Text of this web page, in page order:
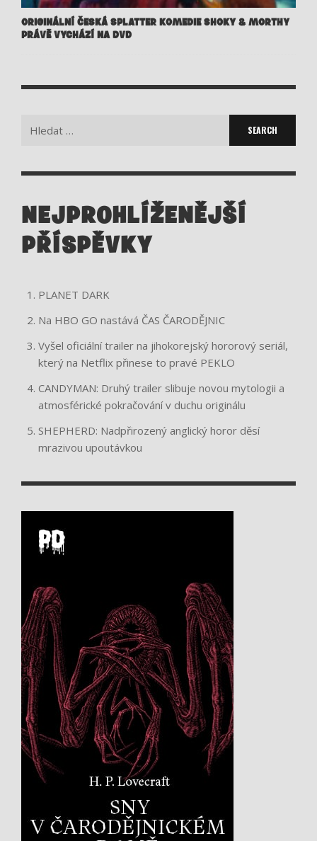
ORIGINÁLNÍ ČESKÁ SPLATTER KOMEDIE SHOKY & MORTHY
PRÁVĚ VYCHÁZÍ NA DVD
NEJPROHLÍŽENĚJŠÍ
PŘÍSPĚVKY
PLANET DARK
Na HBO GO nastává ČAS ČARODĚJNIC
Vyšel oficiální trailer na jihokorejský hororový seriál,
který na Netflix přinese to pravé PEKLO
CANDYMAN: Druhý trailer slibuje novou mytologii a
atmosférické pokračování v duchu originálu
SHEPHERD: Nadpřirozený anglický horor děsí
mrazivou upoutávkou